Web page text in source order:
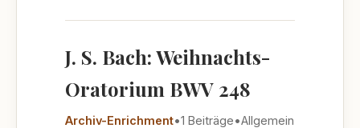
J. S. Bach: Weihnachts-
Oratorium BWV 248
Archiv-Enrichment•1 Beiträge•Allgemein